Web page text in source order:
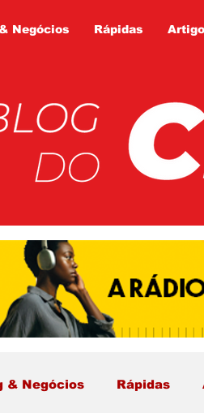
Negócios Rápidas
& Negócios Rápidas